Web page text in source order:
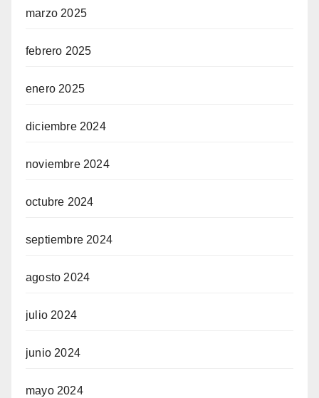
marzo 2025
febrero 2025
enero 2025
diciembre 2024
noviembre 2024
octubre 2024
septiembre 2024
agosto 2024
julio 2024
junio 2024
mayo 2024